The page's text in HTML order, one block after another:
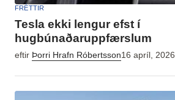
FRÉTTIR
Tesla ekki lengur efst í
hugbúnaðaruppfærslum
eftir Þorri Hrafn Róbertsson16 apríl, 2026